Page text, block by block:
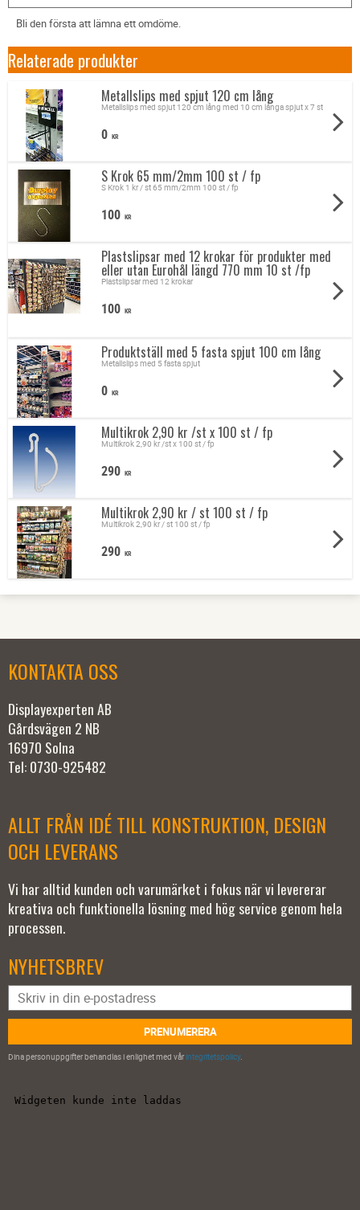
Bli den första att lämna ett omdöme.
Relaterade produkter
Metallslips med spjut 120 cm lång
Metallslips med spjut 120 cm lång med 10 cm långa spjut x 7 st
0 KR
S Krok 65 mm/2mm 100 st / fp
S Krok 1 kr / st 65 mm/2mm 100 st / fp
100 KR
Plastslipsar med 12 krokar för produkter med
eller utan Eurohål längd 770 mm 10 st /fp
Plastslipsar med 12 krokar
100 KR
Produktställ med 5 fasta spjut 100 cm lång
Metallslips med 5 fasta spjut
0 KR
Multikrok 2,90 kr /st x 100 st / fp
Multikrok 2,90 kr /st x 100 st / fp
290 KR
Multikrok 2,90 kr / st 100 st / fp
Multikrok 2,90 kr / st 100 st / fp
290 KR
KONTAKTA OSS
Displayexperten AB
Gårdsvägen 2 NB
16970 Solna
Tel: 0730-925482
ALLT FRÅN IDÉ TILL KONSTRUKTION, DESIGN
OCH LEVERANS
Vi har alltid kunden och varumärket i fokus när vi levererar
kreativa och funktionella lösning med hög service genom hela
processen.
NYHETSBREV
PRENUMERERA
Dina personuppgifter behandlas i enlighet med vårintegritetspolicy.